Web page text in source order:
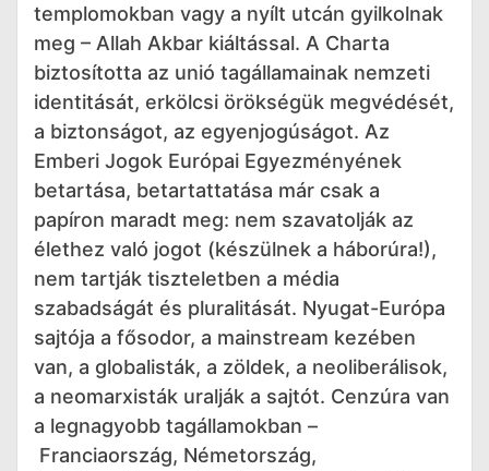
templomokban vagy a nyílt utcán gyilkolnak
meg – Allah Akbar kiáltással. A Charta
biztosította az unió tagállamainak nemzeti
identitását, erkölcsi örökségük megvédését,
a biztonságot, az egyenjogúságot. Az
Emberi Jogok Európai Egyezményének
betartása, betartattatása már csak a
papíron maradt meg: nem szavatolják az
élethez való jogot (készülnek a háborúra!),
nem tartják tiszteletben a média
szabadságát és pluralitását. Nyugat-Európa
sajtója a fősodor, a mainstream kezében
van, a globalisták, a zöldek, a neoliberálisok,
a neomarxisták uralják a sajtót. Cenzúra van
a legnagyobb tagállamokban –
Franciaország, Németország,